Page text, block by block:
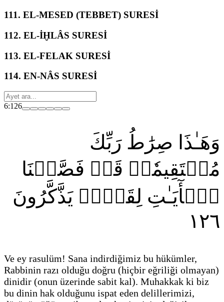
111. EL-MESED (TEBBET) SURESİ
112. EL-İḪLÂS SURESİ
113. EL-FELAK SURESİ
114. EN-NÂS SURESİ
6:126
وَهَـٰذَا صِرَٰطُ رَبِّكَ
مُسۡتَقِيمٗاۗ قَدۡ فَصَّلۡنَا
ٱلۡأٓيَـٰتِ لِقَوۡمٖ يَذَّكَّرُونَ
١٢٦
Ve ey rasulüm! Sana indirdiğimiz bu hükümler,
Rabbinin razı olduğu doğru (hiçbir eğriliği olmayan)
dinidir (onun üzerinde sabit kal). Muhakkak ki biz
bu dinin hak olduğunu ispat eden delillerimizi,